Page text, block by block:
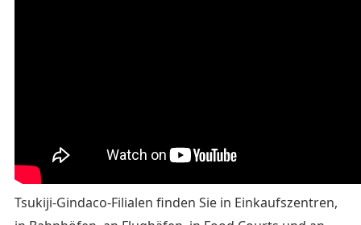
Tsukiji-Gindaco-Filialen finden Sie in Einkaufszentren,